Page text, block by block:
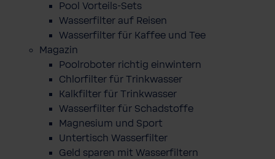
Pool Vorteils-Sets
Wasserfilter auf Reisen
Wasserfilter für Kaffee und Tee
Magazin
Poolroboter richtig einwintern
Chlorfilter für Trinkwasser
Kalkfilter für Trinkwasser
Wasserfilter für Schadstoffe
Magnesium und Sport
Untertisch Wasserfilter
Geld sparen mit Wasserfiltern